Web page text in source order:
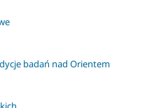
badań nad Orientem